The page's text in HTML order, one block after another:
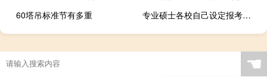
60塔吊标准节有多重
专业硕士各校自己设定报考条件吗
☚